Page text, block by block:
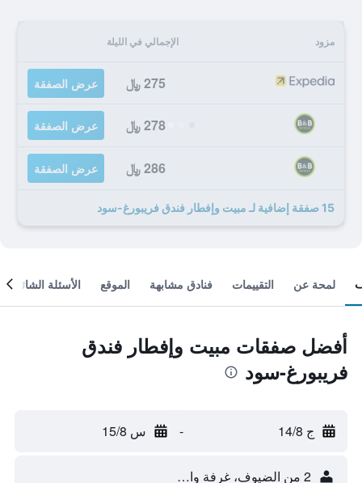
مزود الإجمالي في الليلة
275 ﷼ عرض الصفقة
278 ﷼ عرض الصفقة
286 ﷼ عرض الصفقة
15 صفقة إضافية لـ مبيت وإفطار فندق فريبورغ-سود
لمحة عن التقييمات فنادق مشابهة الموقع الأسئلة الشائعة
أفضل صفقات مبيت وإفطار فندق
فريبورغ-سود
ج 14/8 - س 15/8
2 من الضيوف، غرفة واحدة